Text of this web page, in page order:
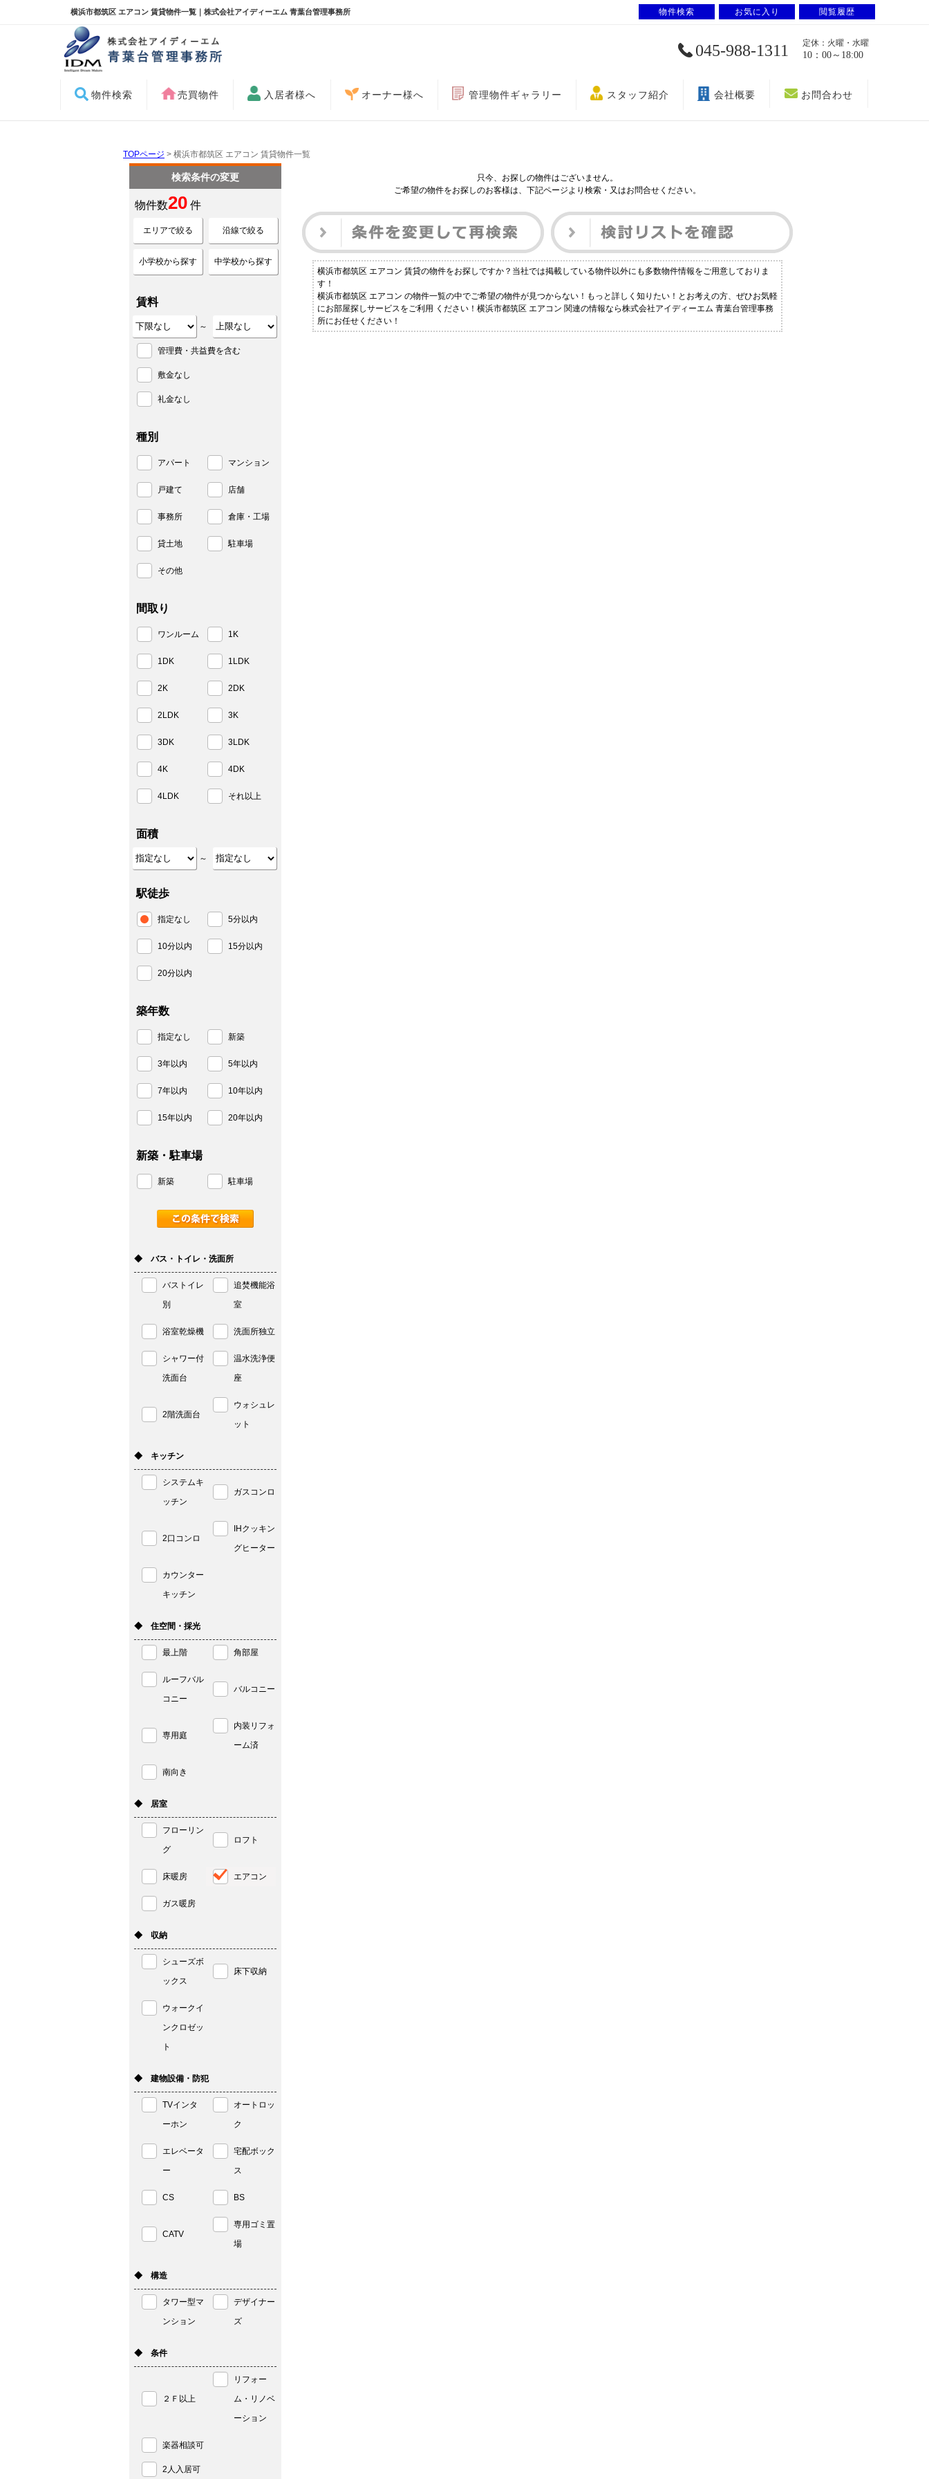
横浜市都筑区 エアコン 賃貸物件一覧｜株式会社アイディーエム 青葉台管理事務所
045-988-1311 定休：火曜・水曜
10：00～18:00
物件検索 売買物件 入居者様へ オーナー様へ 管理物件ギャラリー スタッフ紹介 会社概要 お問合わせ
TOPページ > 横浜市都筑区 エアコン 賃貸物件一覧
只今、お探しの物件はございません。
ご希望の物件をお探しのお客様は、下記ページより検索・又はお問合せください。
横浜市都筑区 エアコン 賃貸の物件をお探しですか？当社では掲載している物件以外にも多数物件情報をご用意しておりま
す！
横浜市都筑区 エアコン の物件一覧の中でご希望の物件が見つからない！もっと詳しく知りたい！とお考えの方、ぜひお気軽
にお部屋探しサービスをご利用 ください！横浜市都筑区 エアコン 関連の情報なら株式会社アイディーエム 青葉台管理事務
所にお任せください！
検索条件の変更
物件数20 件
エリアで絞る 沿線で絞る
小学校から探す 中学校から探す
賃料
～
管理費・共益費を含む
敷金なし
礼金なし
種別
アパート マンション
戸建て 店舗
事務所 倉庫・工場
貸土地 駐車場
その他
間取り
ワンルーム 1K
1DK 1LDK
2K 2DK
2LDK 3K
3DK 3LDK
4K 4DK
4LDK それ以上
面積
～
駅徒歩
指定なし 5分以内
10分以内 15分以内
20分以内
築年数
指定なし 新築
3年以内 5年以内
7年以内 10年以内
15年以内 20年以内
新築・駐車場
新築 駐車場
◆ バス・トイレ・洗面所
バストイレ
別
追焚機能浴
室
浴室乾燥機 洗面所独立
シャワー付
洗面台
温水洗浄便
座
2階洗面台
ウォシュレ
ット
◆ キッチン
システムキ
ッチン
ガスコンロ
2口コンロ
IHクッキン
グヒーター
カウンター
キッチン
◆ 住空間・採光
最上階 角部屋
ルーフバル
コニー
バルコニー
専用庭
内装リフォ
ーム済
南向き
◆ 居室
フローリン
グ
ロフト
床暖房 エアコン
ガス暖房
◆ 収納
シューズボ
ックス
床下収納
ウォークイ
ンクロゼッ
ト
◆ 建物設備・防犯
TVインタ
ーホン
オートロッ
ク
エレベータ
ー
宅配ボック
ス
CS BS
CATV
専用ゴミ置
場
◆ 構造
タワー型マ
ンション
デザイナー
ズ
◆ 条件
２Ｆ以上
リフォー
ム・リノベ
ーション
楽器相談可
2人入居可
物件検索 お気に入り 閲覧履歴